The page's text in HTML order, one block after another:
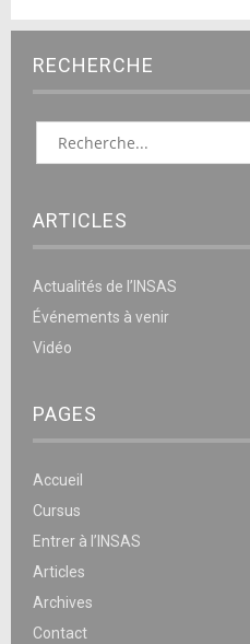
RECHERCHE
ARTICLES
Actualités de l’INSAS
Événements à venir
Vidéo
PAGES
Accueil
Cursus
Entrer à l’INSAS
Articles
Archives
Contact